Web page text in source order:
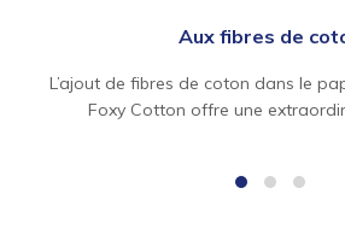
Aux fibres de
L’ajout de fibres de coton dans le
Foxy Cotton offre une